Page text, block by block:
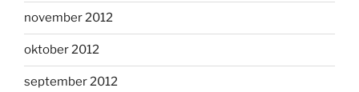
november 2012
oktober 2012
september 2012